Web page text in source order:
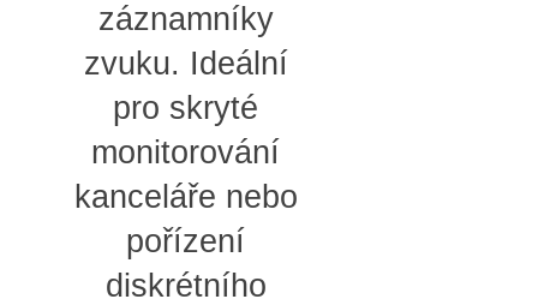
záznamníky
zvuku. Ideální
pro skryté
monitorování
kanceláře nebo
pořízení
diskrétního